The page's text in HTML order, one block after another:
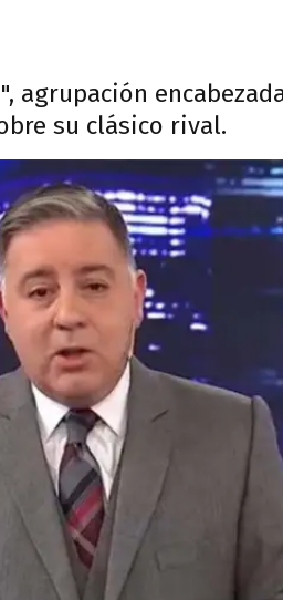
agrupación
su clásico rival.